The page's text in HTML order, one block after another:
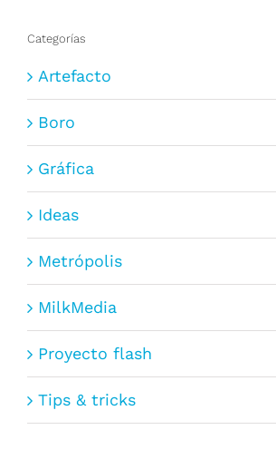
Categorías
Artefacto
Boro
Gráfica
Ideas
Metrópolis
MilkMedia
Proyecto flash
Tips & tricks